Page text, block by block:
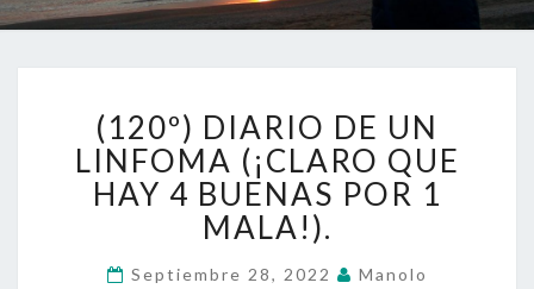
DIARIO
DE
UN
LINFOMA
(¡CLARO
HAY
(120º) DIARIO DE UN
LINFOMA (¡CLARO QUE
HAY 4 BUENAS POR 1
MALA!).
Septiembre 28, 2022 Manolo